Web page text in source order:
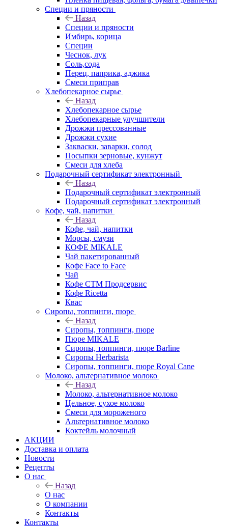
Специи и пряности
Назад
Специи и пряности
Имбирь, корица
Специи
Чеснок, лук
Соль,сода
Перец, паприка, аджика
Смеси приправ
Хлебопекарное сырье
Назад
Хлебопекарное сырье
Хлебопекарные улучшители
Дрожжи прессованные
Дрожжи сухие
Закваски, заварки, солод
Посыпки зерновые, кунжут
Смеси для хлеба
Подарочный сертификат электронный
Назад
Подарочный сертификат электронный
Подарочный сертификат электронный
Кофе, чай, напитки
Назад
Кофе, чай, напитки
Морсы, смузи
КОФЕ MIKALE
Чай пакетированный
Кофе Face to Face
Чай
Кофе СТМ Продсервис
Кофе Ricetta
Квас
Сиропы, топпинги, пюре
Назад
Сиропы, топпинги, пюре
Пюре MIKALE
Сиропы, топпинги, пюре Barline
Сиропы Herbarista
Сиропы, топпинги, пюре Royal Cane
Молоко, альтернативное молоко
Назад
Молоко, альтернативное молоко
Цельное, сухое молоко
Смеси для мороженого
Альтернативное молоко
Коктейль молочный
АКЦИИ
Доставка и оплата
Новости
Рецепты
О нас
Назад
О нас
О компании
Контакты
Контакты